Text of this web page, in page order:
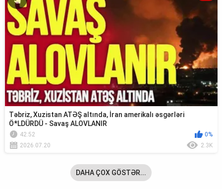
Təbriz, Xuzistan ATƏŞ altında, İran amerikalı əsgərləri
Ö*LDÜRDÜ - Savaş ALOVLANIR
42:52
0%
2026.07.20
2.3K
DAHA ÇOX GÖSTƏR...